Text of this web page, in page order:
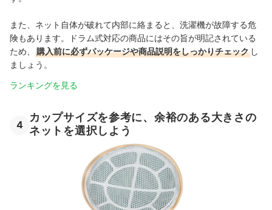
また、ネット自体が破れて内部に絡まると、洗濯機が故障する危
険もあります。ドラム式対応の商品にはその旨が明記されている
ため、
購入前に必ずパッケージや商品説明をしっかりチェック し
ましょう。
ランキングを見る
4
カップサイズを参考に、余裕のある大きさの
ネットを選択しよう